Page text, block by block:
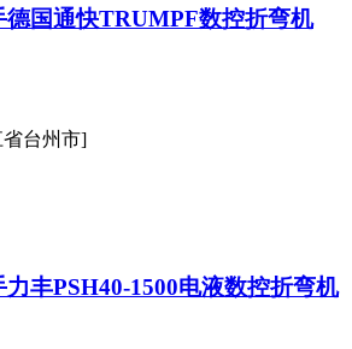
德国通快TRUMPF数控折弯机
省台州市]
丰PSH40-1500电液数控折弯机